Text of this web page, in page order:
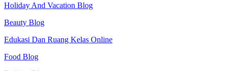
Holiday And Vacation Blog
Beauty Blog
Edukasi Dan Ruang Kelas Online
Food Blog